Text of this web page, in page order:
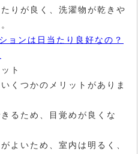
りが良く、洗濯物が乾きや
ョンは日当たり良好なの？
ト
くつかのメリットがありま
るため、目覚めが良くな
よいため、室内は明るく、